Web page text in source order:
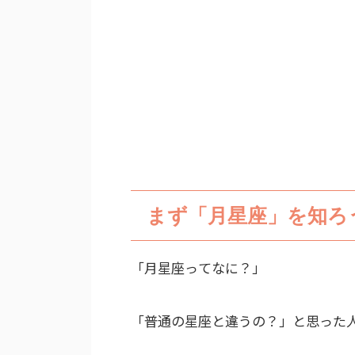
まず「月星座」を知ろ
「月星座ってなに？」
「普通の星座と違うの？」と思った